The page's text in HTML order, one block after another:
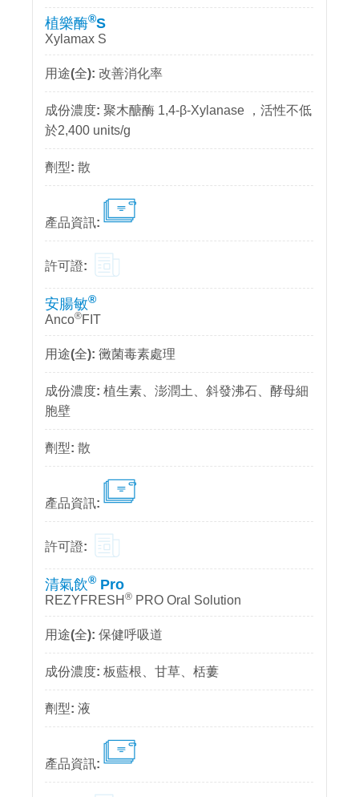
植樂酶®S
Xylamax S
改善消化率
聚木醣酶 1,4-β-Xylanase ，活性不低
於2,400 units/g
散
安腸敏®
Anco®FIT
黴菌毒素處理
植生素、澎潤土、斜發沸石、酵母細
胞壁
散
清氣飲® Pro
REZYFRESH® PRO Oral Solution
保健呼吸道
板藍根、甘草、栝蔞
液